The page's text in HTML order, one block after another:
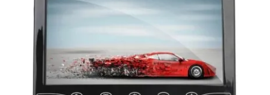
Рекламации и замена на производ
Сите производи
Услови за користење